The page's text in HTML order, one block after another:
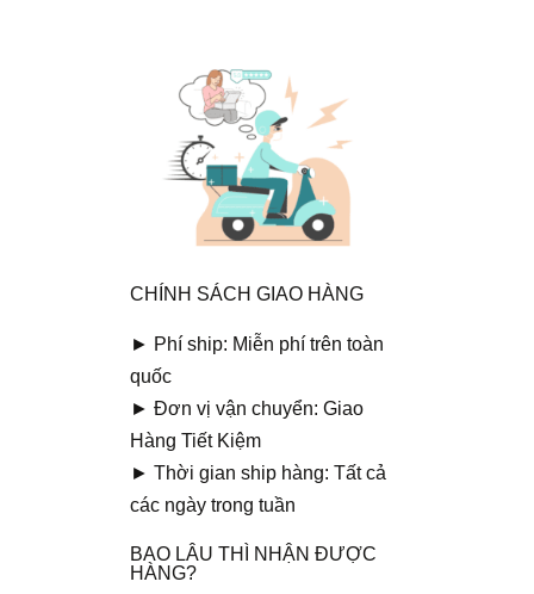
CHÍNH SÁCH GIAO HÀNG
► Phí ship: Miễn phí trên toàn
quốc
► Đơn vị vận chuyển: Giao
Hàng Tiết Kiệm
► Thời gian ship hàng: Tất cả
các ngày trong tuần
BAO LÂU THÌ NHẬN ĐƯỢC
HÀNG?